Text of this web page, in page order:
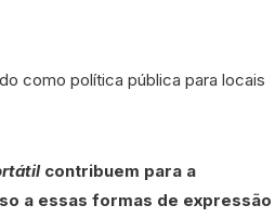
como política pública para locais
contribuem para a
a essas formas de expressão